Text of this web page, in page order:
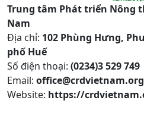
Trung tâm Phát triển Nông
Nam
Địa chỉ: 102 Phùng Hưng,
phố Huế
Số điện thoại: (0234)3 529 749
Email: office@crdvietnam.org
Website: https://